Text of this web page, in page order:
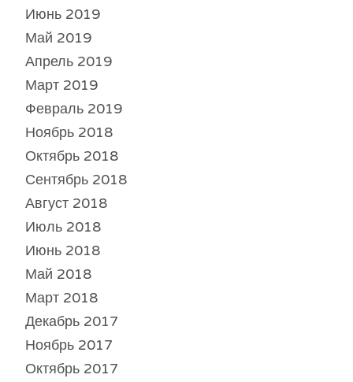
Июнь 2019
Май 2019
Апрель 2019
Март 2019
Февраль 2019
Ноябрь 2018
Октябрь 2018
Сентябрь 2018
Август 2018
Июль 2018
Июнь 2018
Май 2018
Март 2018
Декабрь 2017
Ноябрь 2017
Октябрь 2017